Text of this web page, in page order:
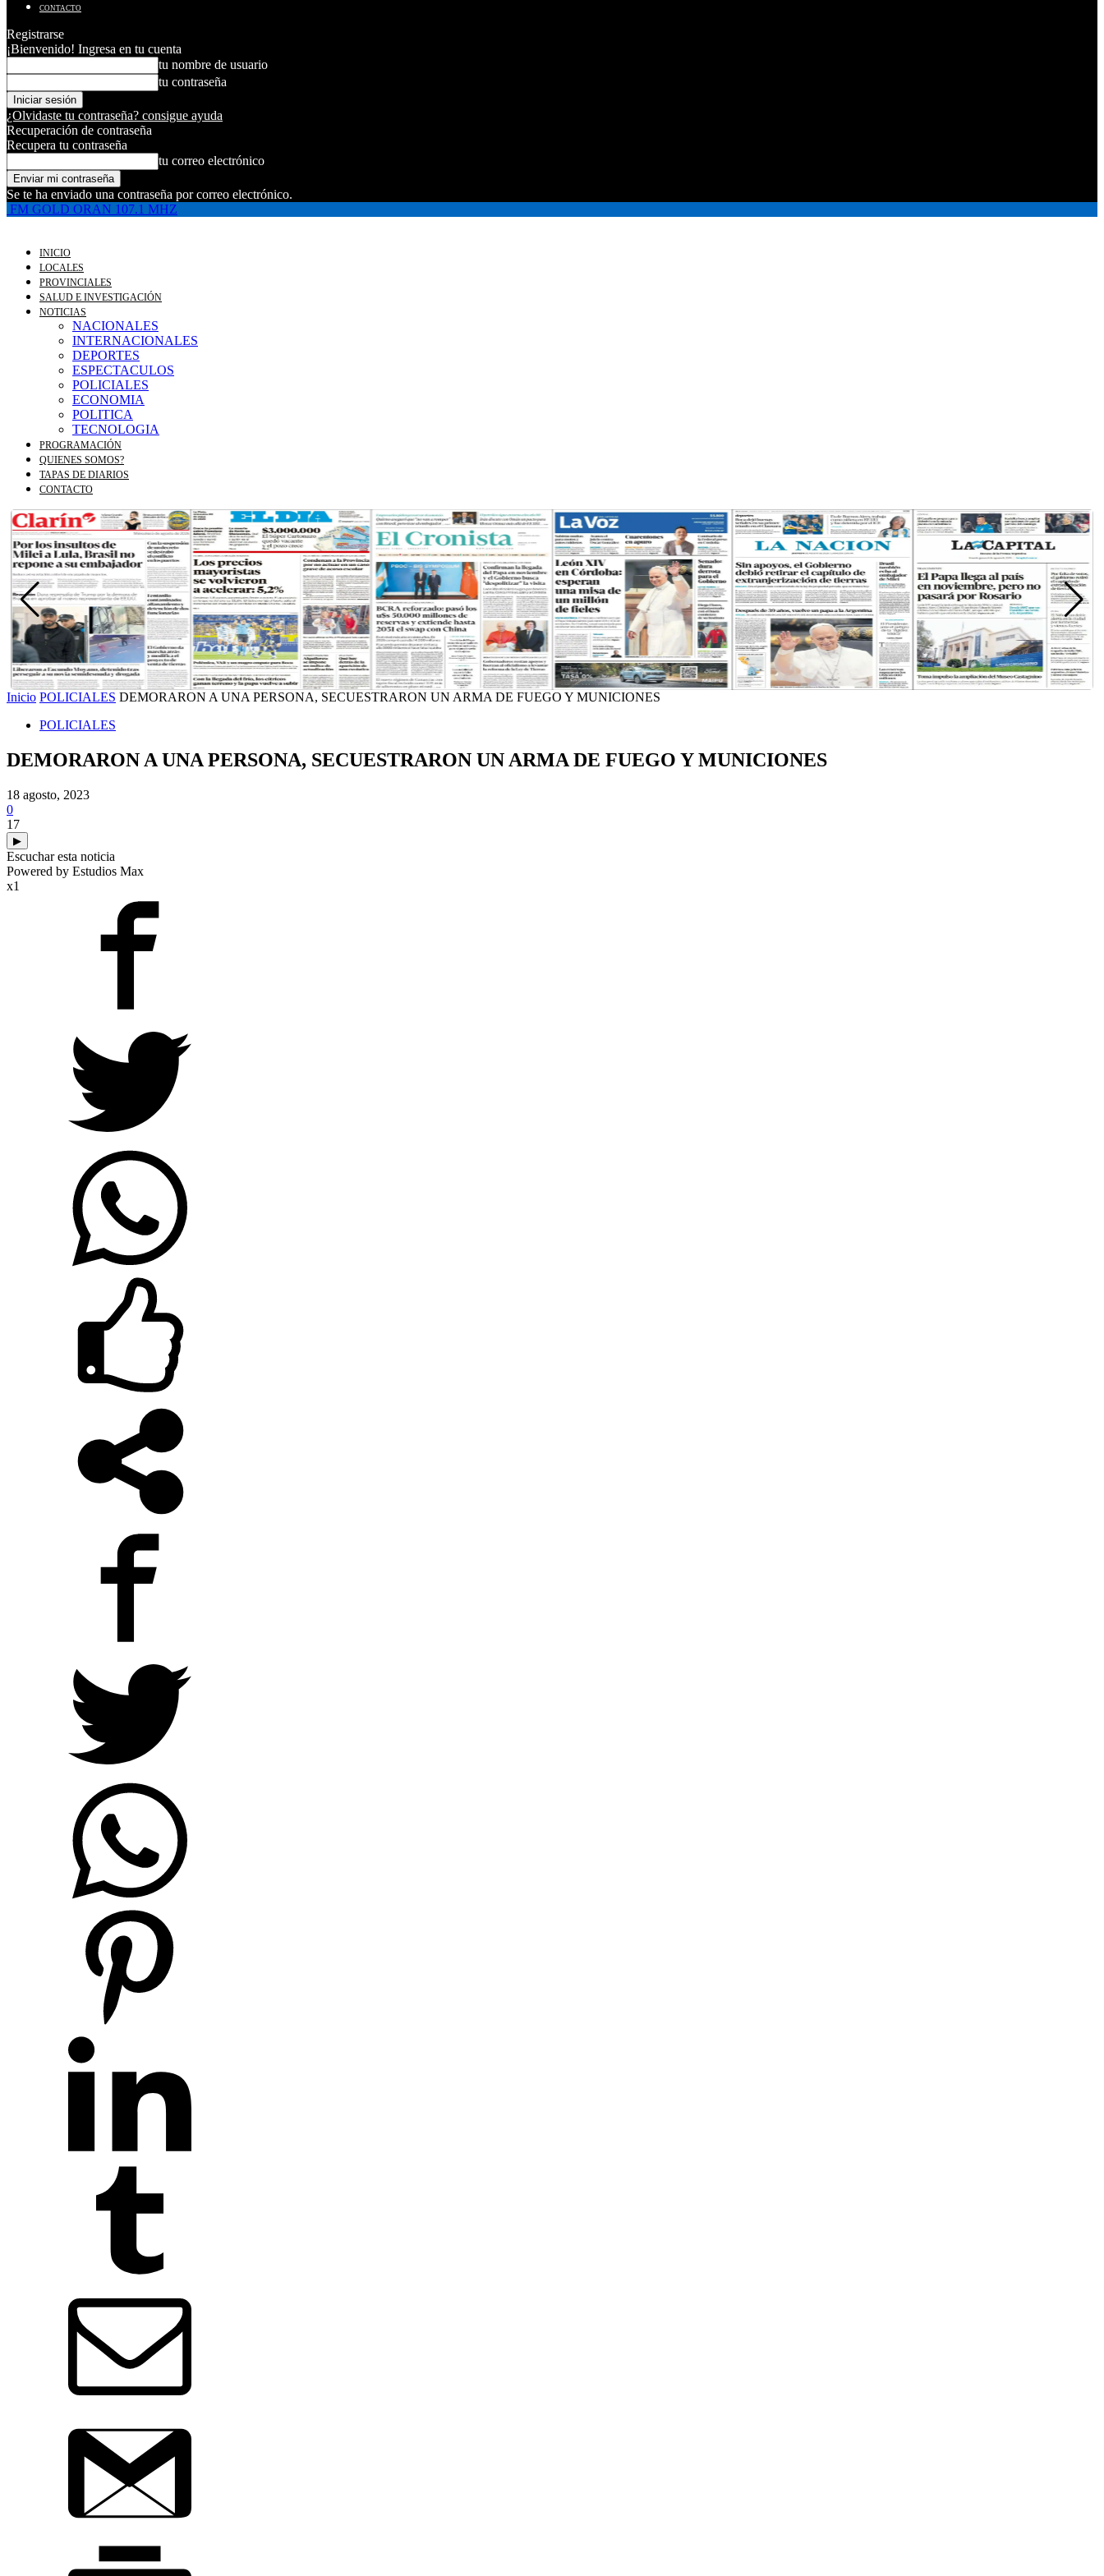
CONTACTO
Registrarse
¡Bienvenido! Ingresa en tu cuenta
tu nombre de usuario
tu contraseña
¿Olvidaste tu contraseña? consigue ayuda
Recuperación de contraseña
Recupera tu contraseña
tu correo electrónico
Se te ha enviado una contraseña por correo electrónico.
FM GOLD ORAN 107.1 MHZ
INICIO
LOCALES
PROVINCIALES
SALUD E INVESTIGACIÓN
NOTICIAS
NACIONALES
INTERNACIONALES
DEPORTES
ESPECTACULOS
POLICIALES
ECONOMIA
POLITICA
TECNOLOGIA
PROGRAMACIÓN
QUIENES SOMOS?
TAPAS DE DIARIOS
CONTACTO
Inicio POLICIALES DEMORARON A UNA PERSONA, SECUESTRARON UN ARMA DE FUEGO Y MUNICIONES
POLICIALES
DEMORARON A UNA PERSONA, SECUESTRARON UN ARMA DE FUEGO Y MUNICIONES
18 agosto, 2023
0
17
▶
Escuchar esta noticia
Powered by Estudios Max
x1